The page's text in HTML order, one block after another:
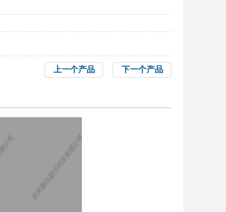
下一个产品
上一个产品